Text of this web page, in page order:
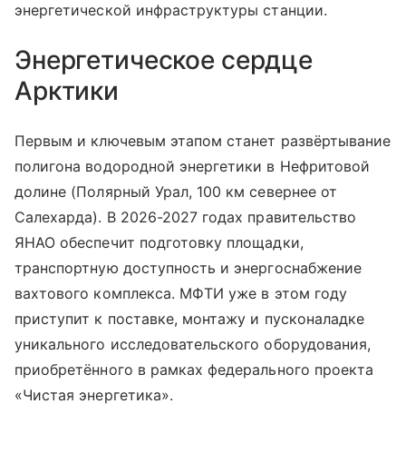
энергетической инфраструктуры станции.
Энергетическое сердце
Арктики
Первым и ключевым этапом станет развёртывание
полигона водородной энергетики в Нефритовой
долине (Полярный Урал, 100 км севернее от
Салехарда). В 2026-2027 годах правительство
ЯНАО обеспечит подготовку площадки,
транспортную доступность и энергоснабжение
вахтового комплекса. МФТИ уже в этом году
приступит к поставке, монтажу и пусконаладке
уникального исследовательского оборудования,
приобретённого в рамках федерального проекта
«Чистая энергетика».